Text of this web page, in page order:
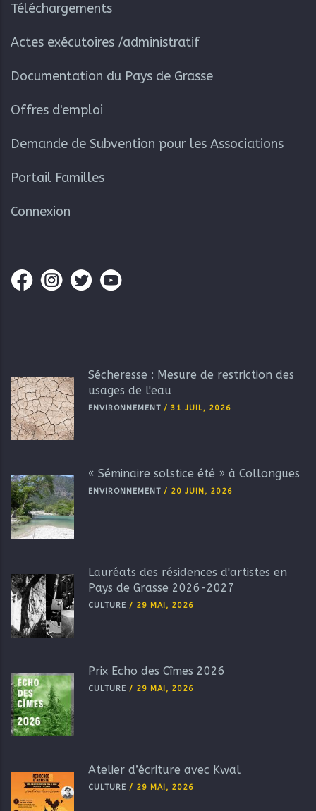
Téléchargements
Actes exécutoires /administratif
Documentation du Pays de Grasse
Offres d'emploi
Demande de Subvention pour les Associations
Portail Familles
Connexion
Sécheresse : Mesure de restriction des
usages de l'eau
ENVIRONNEMENT / 31 JUIL, 2026
« Séminaire solstice été » à Collongues
ENVIRONNEMENT / 20 JUIN, 2026
Lauréats des résidences d'artistes en
Pays de Grasse 2026-2027
CULTURE / 29 MAI, 2026
Prix Echo des Cîmes 2026
CULTURE / 29 MAI, 2026
Atelier d’écriture avec Kwal
CULTURE / 29 MAI, 2026